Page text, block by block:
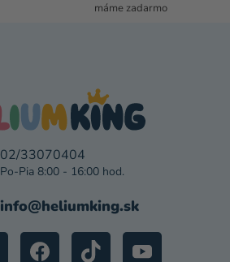
máme zadarmo
info@heliumking.sk
02/33070404